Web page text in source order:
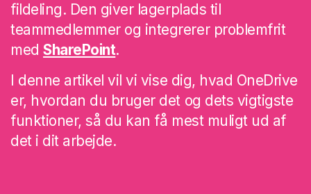
fildeling. Den giver lagerplads til
teammedlemmer og integrerer problemfrit
medSharePoint.
I denne artikel vil vi vise dig, hvad OneDrive
er, hvordan du bruger det og dets vigtigste
funktioner, så du kan få mest muligt ud af
det i dit arbejde.